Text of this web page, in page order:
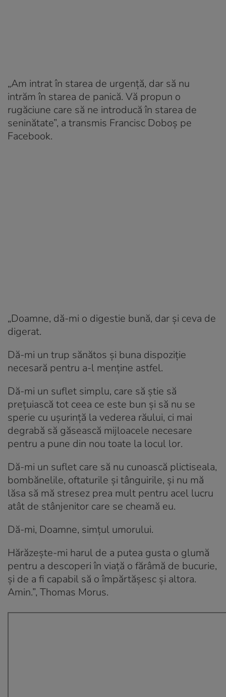
„Am intrat în starea de urgenţă, dar să nu
intrăm în starea de panică. Vă propun o
rugăciune care să ne introducă în starea de
seninătate”, a transmis Francisc Doboş pe
Facebook.
„Doamne, dă-mi o digestie bună, dar și ceva de
digerat.
Dă-mi un trup sănătos și buna dispoziție
necesară pentru a-l menține astfel.
Dă-mi un suflet simplu, care să știe să
prețuiască tot ceea ce este bun și să nu se
sperie cu ușurință la vederea răului, ci mai
degrabă să găsească mijloacele necesare
pentru a pune din nou toate la locul lor.
Dă-mi un suflet care să nu cunoască plictiseala,
bombănelile, oftaturile și tânguirile, și nu mă
lăsa să mă stresez prea mult pentru acel lucru
atât de stânjenitor care se cheamă eu.
Dă-mi, Doamne, simțul umorului.
Hărăzește-mi harul de a putea gusta o glumă
pentru a descoperi în viaţă o fărâmă de bucurie,
şi de a fi capabil să o împărtăşesc şi altora.
Amin.”, Thomas Morus.